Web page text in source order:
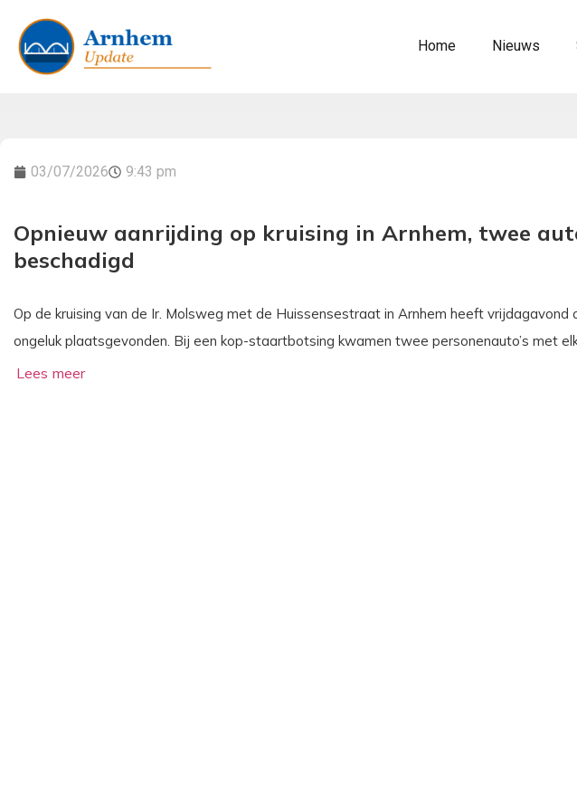
Home Nieuws
03/07/2026 9:43 pm
Opnieuw aanrijding op kruising in Arnhem, twee
beschadigd
Op de kruising van de Ir. Molsweg met de Huissensestraat in Arnhem heeft vrijdagavond
ongeluk plaatsgevonden. Bij een kop-staartbotsing kwamen twee personenauto’s met